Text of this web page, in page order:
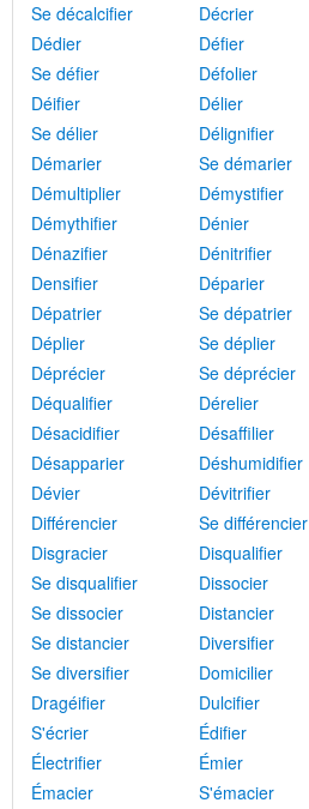
Se décalcifier
Décrier
Dédier
Défier
Se défier
Défolier
Déifier
Délier
Se délier
Délignifier
Démarier
Se démarier
Démultiplier
Démystifier
Démythifier
Dénier
Dénazifier
Dénitrifier
Densifier
Déparier
Dépatrier
Se dépatrier
Déplier
Se déplier
Déprécier
Se déprécier
Déqualifier
Dérelier
Désacidifier
Désaffilier
Désapparier
Déshumidifier
Dévier
Dévitrifier
Différencier
Se différencier
Disgracier
Disqualifier
Se disqualifier
Dissocier
Se dissocier
Distancier
Se distancier
Diversifier
Se diversifier
Domicilier
Dragéifier
Dulcifier
S'écrier
Édifier
Électrifier
Émier
Émacier
S'émacier